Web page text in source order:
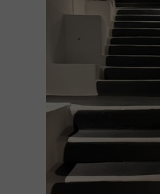
05 października 2025